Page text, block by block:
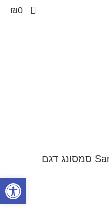
0
₪0
טלוויזיה חכמה 65″ Samsung סמסונג דגם
פתח